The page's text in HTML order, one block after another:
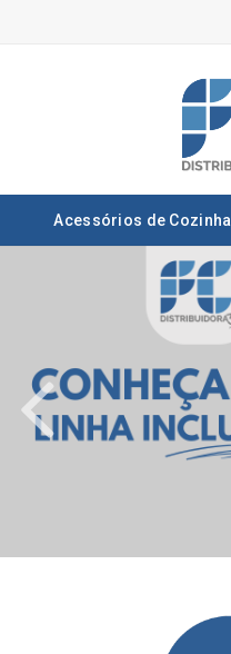
Acessórios de Cozinha